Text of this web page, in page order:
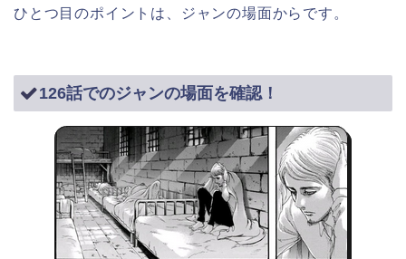
ひとつ目のポイントは、ジャンの場面からです。
126話でのジャンの場面を確認！